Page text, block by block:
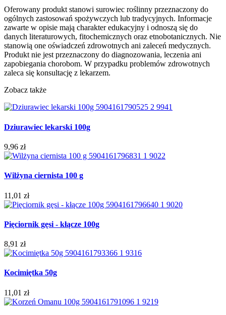
Oferowany produkt stanowi surowiec roślinny przeznaczony do
ogólnych zastosowań spożywczych lub tradycyjnych. Informacje
zawarte w opisie mają charakter edukacyjny i odnoszą się do
danych literaturowych, fitochemicznych oraz etnobotanicznych. Nie
stanowią one oświadczeń zdrowotnych ani zaleceń medycznych.
Produkt nie jest przeznaczony do diagnozowania, leczenia ani
zapobiegania chorobom. W przypadku problemów zdrowotnych
zaleca się konsultację z lekarzem.
Zobacz także
Dziurawiec lekarski 100g
9,96 zł
Wilżyna ciernista 100 g
11,01 zł
Pięciornik gęsi - kłącze 100g
8,91 zł
Kocimiętka 50g
11,01 zł